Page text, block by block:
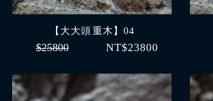
【大大頭 重木】04
$25800 NT$23800